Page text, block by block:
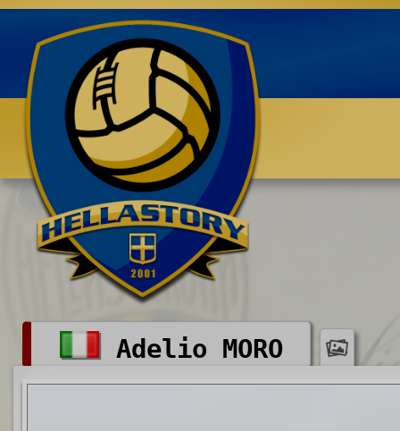
Benvenuti su HELLASTORY.net
Adelio MORO